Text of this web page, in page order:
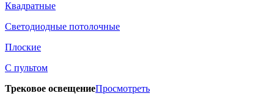
Квадратные
Светодиодные потолочные
Плоские
С пультом
Трековое освещениеПросмотреть